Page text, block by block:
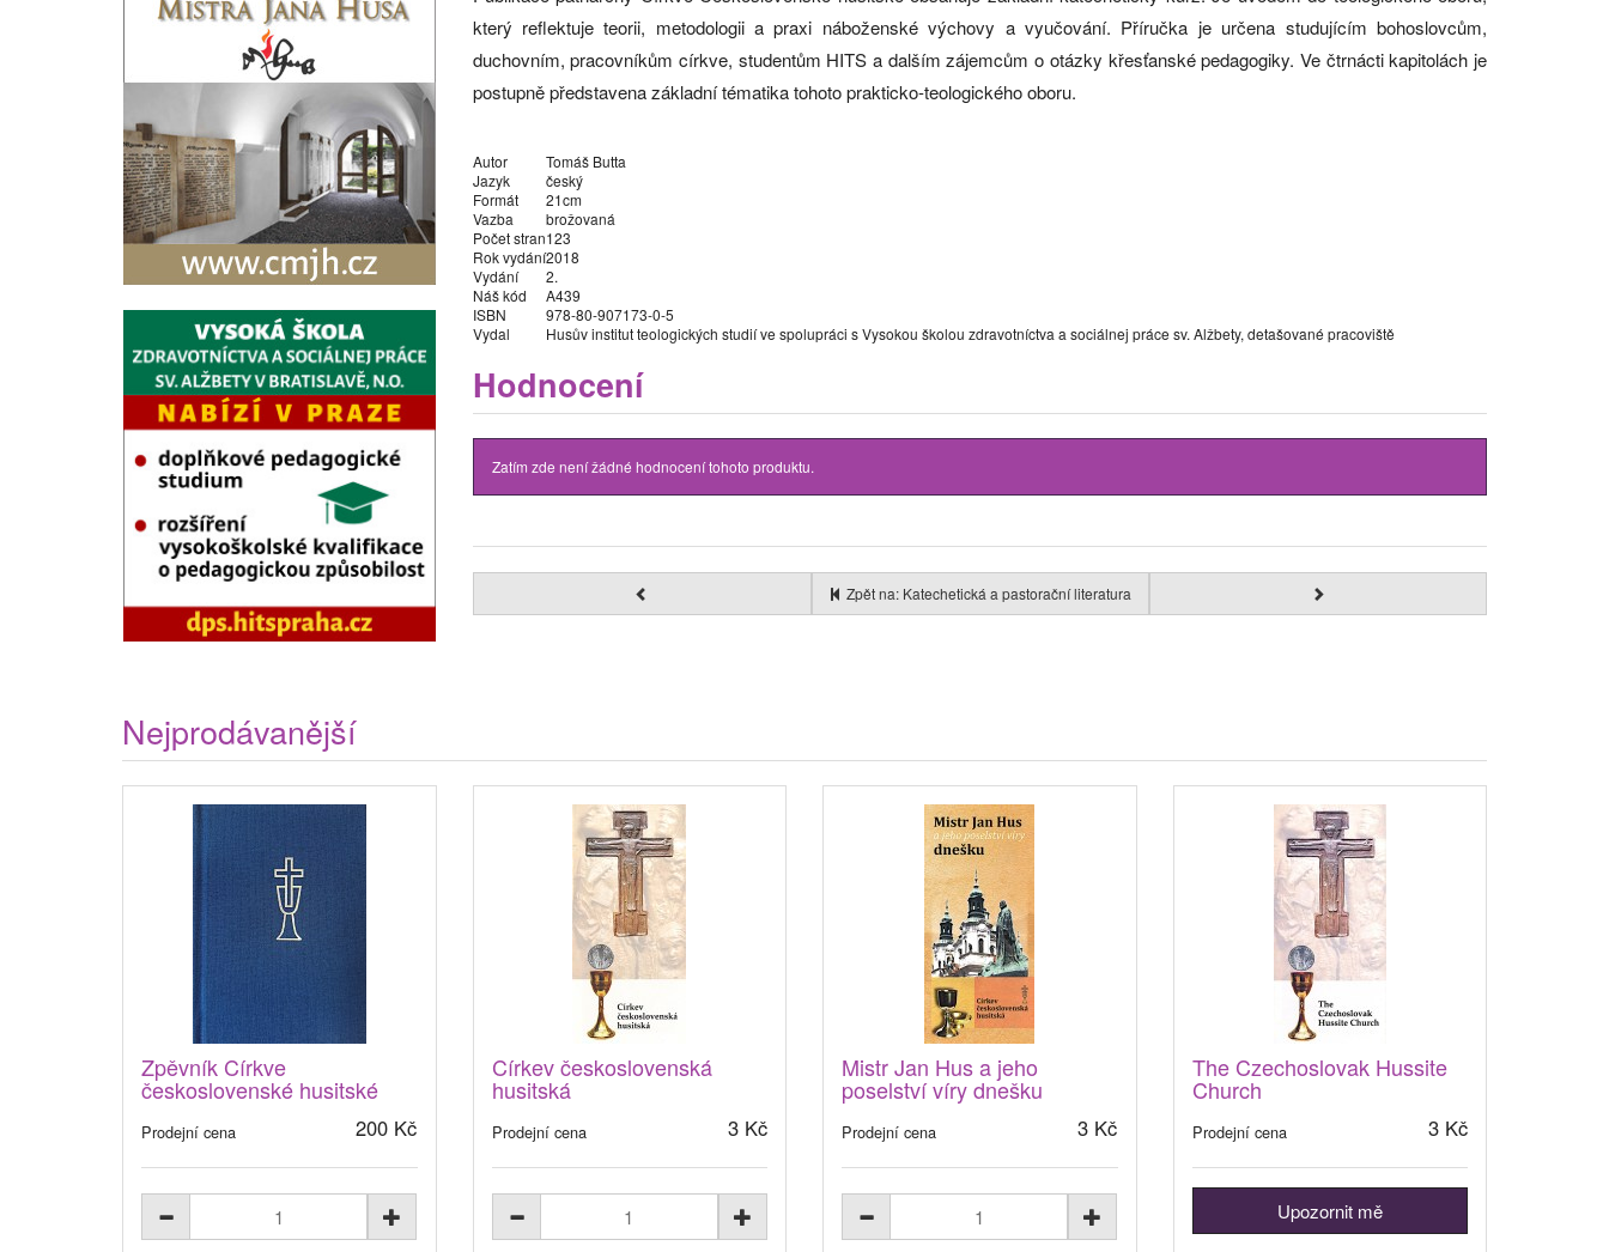
který reflektuje teorii, metodologii a praxi náboženské výchovy a vyučování. Příručka je určena studujícím bohoslovcům,
duchovním, pracovníkům církve, studentům HITS a dalším zájemcům o otázky křesťanské pedagogiky. Ve čtrnácti kapitolách je
postupně představena základní tématika tohoto prakticko-teologického oboru.
Autor
Tomáš Butta
Jazyk
český
Formát
21cm
Vazba
brožovaná
Počet stran123
Rok vydání2018
Vydání
2.
Náš kód
A439
ISBN
978-80-907173-0-5
Vydal
Husův institut teologických studií ve spolupráci s Vysokou školou zdravotníctva a sociálnej práce sv. Alžbety, detašované pracoviště
Hodnocení
Zatím zde není žádné hodnocení tohoto produktu.
Zpět na: Katechetická a pastorační literatura
Nejprodávanější
Zpěvník Církve
československé husitské
Prodejní cena 200 Kč
Církev československá
husitská
Prodejní cena 3 Kč
Mistr Jan Hus a jeho
poselství víry dnešku
Prodejní cena 3 Kč
The Czechoslovak Hussite
Church
Prodejní cena 3 Kč
Upozornit mě